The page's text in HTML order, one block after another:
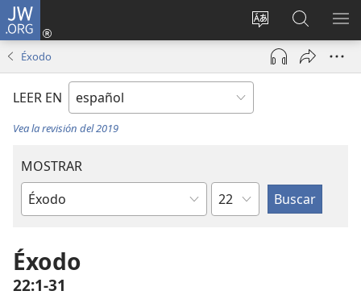
JW.ORG
Cambiar
idioma
del sitio
Iniciar
sesión
(abre
nueva
en
jw.org
Éxodo
LEER EN
Vea la revisión del 2019
MOSTRAR
Libro
la
Biblia
Capítulo
Éxodo
22:1-31